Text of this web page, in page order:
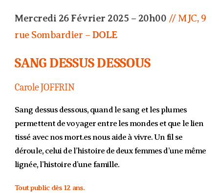
Mercredi 26 Février 2025 – 20h00 // MJC, 9
rue Sombardier – DOLE
SANG DESSUS DESSOUS
Carole JOFFRIN
Sang dessus dessous, quand le sang et les plumes
permettent de voyager entre les mondes et que le lien
tissé avec nos mort.es nous aide à vivre. Un fil se
déroule, celui de l’histoire de deux femmes d’une même
lignée, l’histoire d’une famille.
Tout public dès 12 ans.